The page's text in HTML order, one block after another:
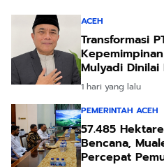
ACEH
Transformasi
Mulyadi
1 hari yang lalu
PEMERINTAH ACEH
57.485
Bencana,
Percepat